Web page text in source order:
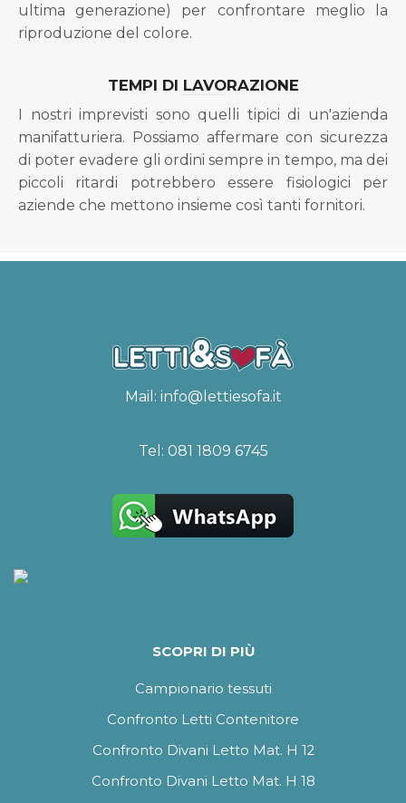
ultima generazione) per confrontare meglio la
riproduzione del colore.
TEMPI DI LAVORAZIONE
I nostri imprevisti sono quelli tipici di un'azienda
manifatturiera. Possiamo affermare con sicurezza
di poter evadere gli ordini sempre in tempo, ma dei
piccoli ritardi potrebbero essere fisiologici per
aziende che mettono insieme così tanti fornitori.
Mail: info@lettiesofa.it
Tel: 081 1809 6745
SCOPRI DI PIÙ
Campionario tessuti
Confronto Letti Contenitore
Confronto Divani Letto Mat. H 12
Confronto Divani Letto Mat. H 18